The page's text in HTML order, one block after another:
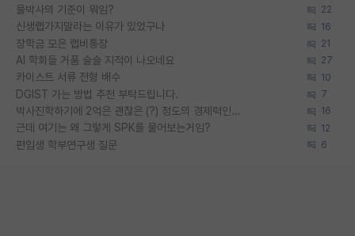
물박사의 기준이 뭐임? 22
신생랩가지말라는 이유가 있었구나 16
장학금 모은 랩비통장 21
AI 학회들 거품 슬슬 지적이 나오네요 27
카이스트 서류 전형 배수 10
DGIST 가는 방법 추천 부탁드립니다. 7
박사진학하기에 2억은 괜찮은 (?) 정도의 경제력인가요 16
근데 여기는 왜 그렇게 SPK를 물어보는거임? 12
편입생 학부연구생 질문 6